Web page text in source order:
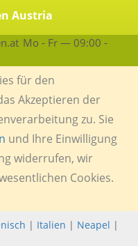
Austria
Mo - Fr — 09:00 -
für den
Akzeptieren der
zu. Sie
und Ihre Einwilligung
widerrufen, wir
Cookies.
| Italien | Neapel |